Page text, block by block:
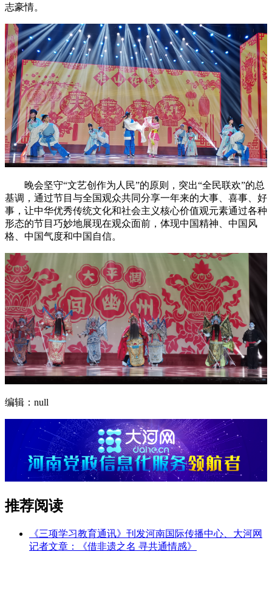
志豪情。
晚会坚守“文艺创作为人民”的原则，突出“全民联欢”的总
基调，通过节目与全国观众共同分享一年来的大事、喜事、好
事，让中华优秀传统文化和社会主义核心价值观元素通过各种
形态的节目巧妙地展现在观众面前，体现中国精神、中国风
格、中国气度和中国自信。
编辑：null
推荐阅读
《三项学习教育通讯》刊发河南国际传播中心、大河网
记者文章：《借非遗之名 寻共通情感》